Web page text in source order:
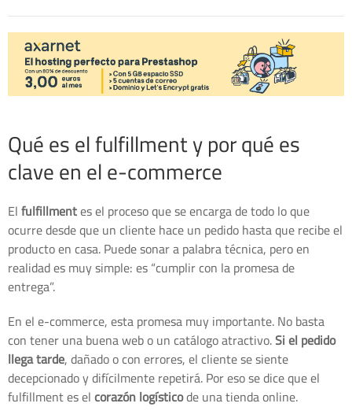
Qué es el fulfillment y por qué es
clave en el e-commerce
Elfulfillmentes el proceso que se encarga de todo lo que
ocurre desde que un cliente hace un pedido hasta que recibe el
producto en casa. Puede sonar a palabra técnica, pero en
realidad es muy simple: es “cumplir con la promesa de
entrega”.
En el e-commerce, esta promesa muy importante. No basta
con tener una buena web o un catálogo atractivo.Si el pedido
llega tarde, dañado o con errores, el cliente se siente
decepcionado y difícilmente repetirá. Por eso se dice que el
fulfillment es elcorazón logísticode una tienda online.